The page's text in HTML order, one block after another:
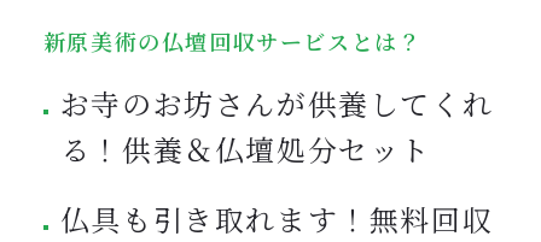
新原美術の仏壇回収サービスとは？
お寺のお坊さんが供養してくれ
る！供養＆仏壇処分セット
仏具も引き取れます！無料回収